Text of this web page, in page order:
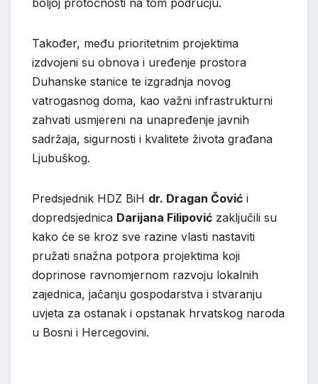
Također, među prioritetnim projektima
izdvojeni su obnova i uređenje prostora
Duhanske stanice te izgradnja novog
vatrogasnog doma, kao važni infrastrukturni
zahvati usmjereni na unapređenje javnih
sadržaja, sigurnosti i kvalitete života građana
Ljubuškog.
Predsjednik HDZ BiH dr. Dragan Čović i
dopredsjednica Darijana Filipović zaključili su
kako će se kroz sve razine vlasti nastaviti
pružati snažna potpora projektima koji
doprinose ravnomjernom razvoju lokalnih
zajednica, jačanju gospodarstva i stvaranju
uvjeta za ostanak i opstanak hrvatskog naroda
u Bosni i Hercegovini.